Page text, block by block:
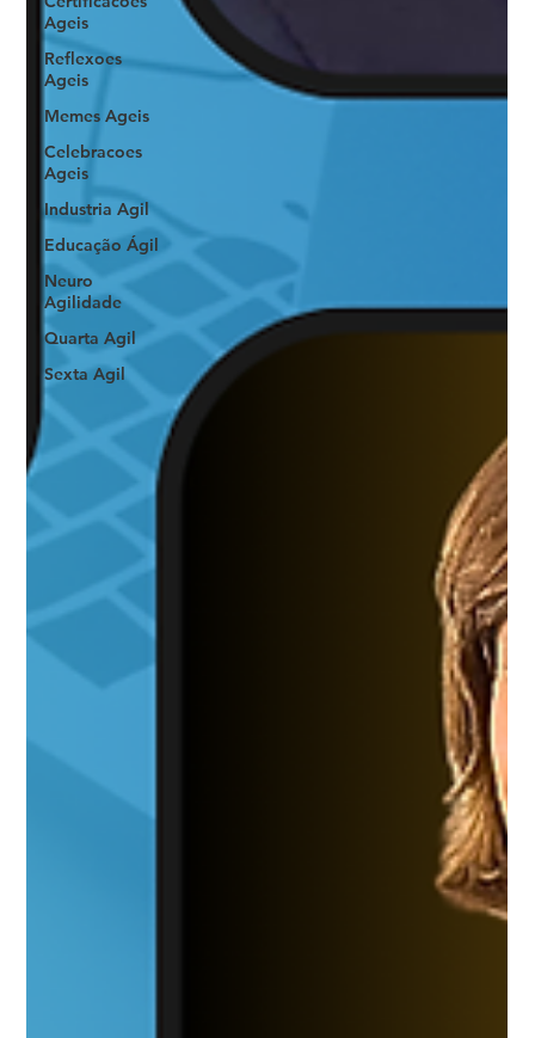
Ageis
Reflexoes
Ageis
Memes Ageis
Celebracoes
Ageis
Industria Agil
Educação Ágil
Neuro
Agilidade
Quarta Agil
Sexta Agil